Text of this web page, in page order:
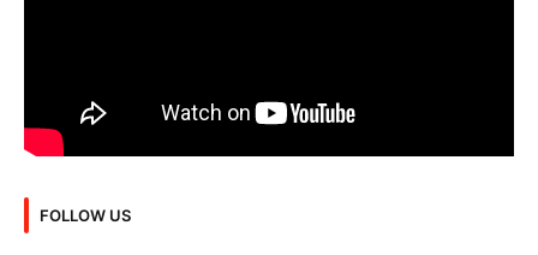
FOLLOW US